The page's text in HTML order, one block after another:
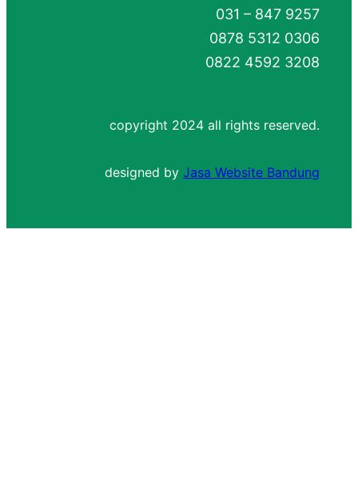
031 – 847 9257
0878 5312 0306
0822 4592 3208
copyright 2024 all rights reserved.
designed by Jasa Website Bandung